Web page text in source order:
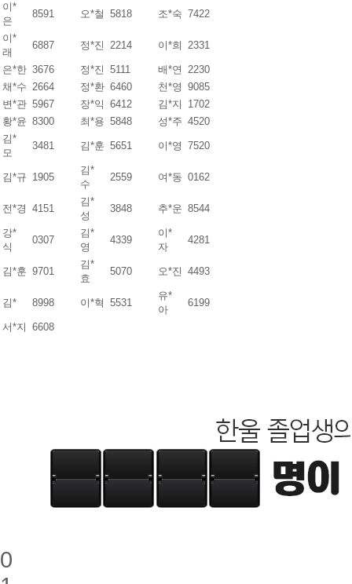
이*
은
8591 오*철 5818 조*숙 7422
이*
래
6887 정*진 2214 이*희 2331
은*한 3676 정*진 5111 배*연 2230
채*수 2664 정*환 6460 천*영 9085
변*관 5967 장*익 6412 김*지
1702
황*윤 8300 최*용 5848 성*주 4520
김*
모
3481 김*훈 5651 이*영 7520
김*규 1905
김*
수
2559 여*동 0162
전*경 4151
김*
성
3848 추*운 8544
강*
식
0307
김*
영
4339
이*
자
4281
김*훈 9701
김*
효
5070 오*진 4493
김* 8998 이*혁 5531
유*
아
6199
서*지 6608
0